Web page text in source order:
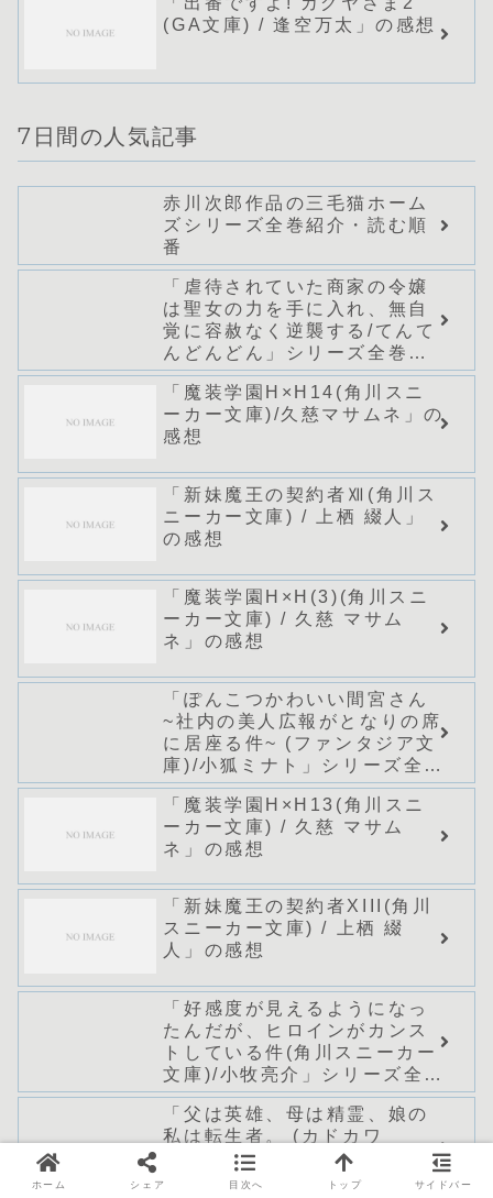
(GA文庫) / 逢空万太」の感想
7日間の人気記事
赤川次郎作品の三毛猫ホーム
ズシリーズ全巻紹介・読む順
番
「虐待されていた商家の令嬢
は聖女の力を手に入れ、無自
覚に容赦なく逆襲する/てんて
んどんどん」シリーズ全巻の
あらすじ・感想
「魔装学園H×H14(角川スニ
ーカー文庫)/久慈マサムネ」の
感想
「新妹魔王の契約者Ⅻ(角川ス
ニーカー文庫) / 上栖 綴人」
の感想
「魔装学園H×H(3)(角川スニ
ーカー文庫) / 久慈 マサム
ネ」の感想
「ぽんこつかわいい間宮さん
~社内の美人広報がとなりの席
に居座る件~ (ファンタジア文
庫)/小狐ミナト」シリーズ全巻
のあらすじ・感想
「魔装学園H×H13(角川スニ
ーカー文庫) / 久慈 マサム
ネ」の感想
「新妹魔王の契約者XIII(角川
スニーカー文庫) / 上栖 綴
人」の感想
「好感度が見えるようになっ
たんだが、ヒロインがカンス
トしている件(角川スニーカー
文庫)/小牧亮介」シリーズ全巻
のあらすじ・感想
「父は英雄、母は精霊、娘の
私は転生者。 (カドカワ
BOOKS)/松浦」シリーズ全巻
のあらすじ・感想
ホーム シェア 目次へ トップ サイドバー